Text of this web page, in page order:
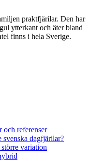
praktfjärilar. Den har
ytterkant och äter bland
finns i hela Sverige.
och referenser
dagfjärilar?
variation